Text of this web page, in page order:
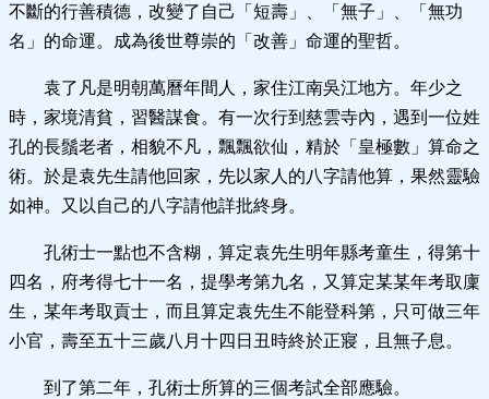
不斷的行善積德，改變了自己「短壽」、「無子」、「無功
名」的命運。成為後世尊崇的「改善」命運的聖哲。
袁了凡是明朝萬曆年間人，家住江南吳江地方。年少之
時，家境清貧，習醫謀食。有一次行到慈雲寺內，遇到一位姓
孔的長鬚老者，相貌不凡，飄飄欲仙，精於「皇極數」算命之
術。於是袁先生請他回家，先以家人的八字請他算，果然靈驗
如神。又以自己的八字請他詳批終身。
孔術士一點也不含糊，算定袁先生明年縣考童生，得第十
四名，府考得七十一名，提學考第九名，又算定某某年考取廩
生，某年考取貢士，而且算定袁先生不能登科第，只可做三年
小官，壽至五十三歲八月十四日丑時終於正寢，且無子息。
到了第二年，孔術士所算的三個考試全部應驗。